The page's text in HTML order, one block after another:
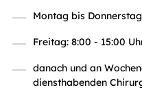
Montag bis
Freitag: 8:00 - 15:00
danach und an
diensthabenden